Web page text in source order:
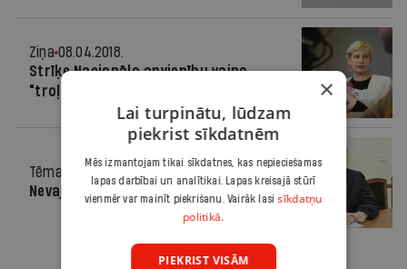
Ziņa 08.04.2018.
Strīķe Nacionālo apvienību vaino
"troļļu fermas" izveidošanā
Tēma
Nevajag pārspīlēt šīs lietas nozīmību
×
Lai turpinātu, lūdzam
piekrist sīkdatnēm
Mēs izmantojam tikai sīkdatnes, kas nepieciešamas
lapas darbībai un analītikai. Lapas kreisajā stūrī
vienmēr var mainīt piekrišanu. Vairāk lasisīkdatņu
politikā.
PIEKRIST VISĀM